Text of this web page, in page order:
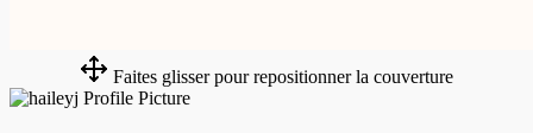
Faites glisser pour repositionner la couverture